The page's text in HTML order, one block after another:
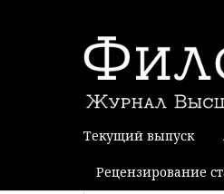
Текущий выпуск
Рецензирование